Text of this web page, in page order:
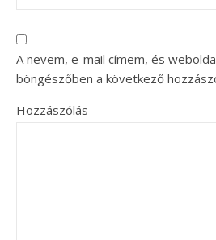
A nevem, e-mail címem, és
böngészőben a következő
Hozzászólás